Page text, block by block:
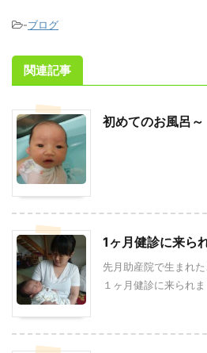
-ブログ
関連記事
初めてのお風呂～
1ヶ月健診に来ら
先月助産院で生まれ
１ヶ月健診に来られ